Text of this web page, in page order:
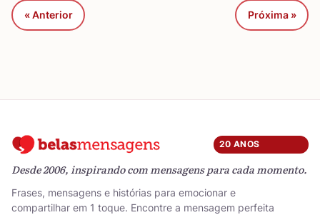
« Anterior Próxima »
20 ANOS
Desde 2006, inspirando com mensagens para cada momento.
Frases, mensagens e histórias para emocionar e
compartilhar em 1 toque. Encontre a mensagem perfeita